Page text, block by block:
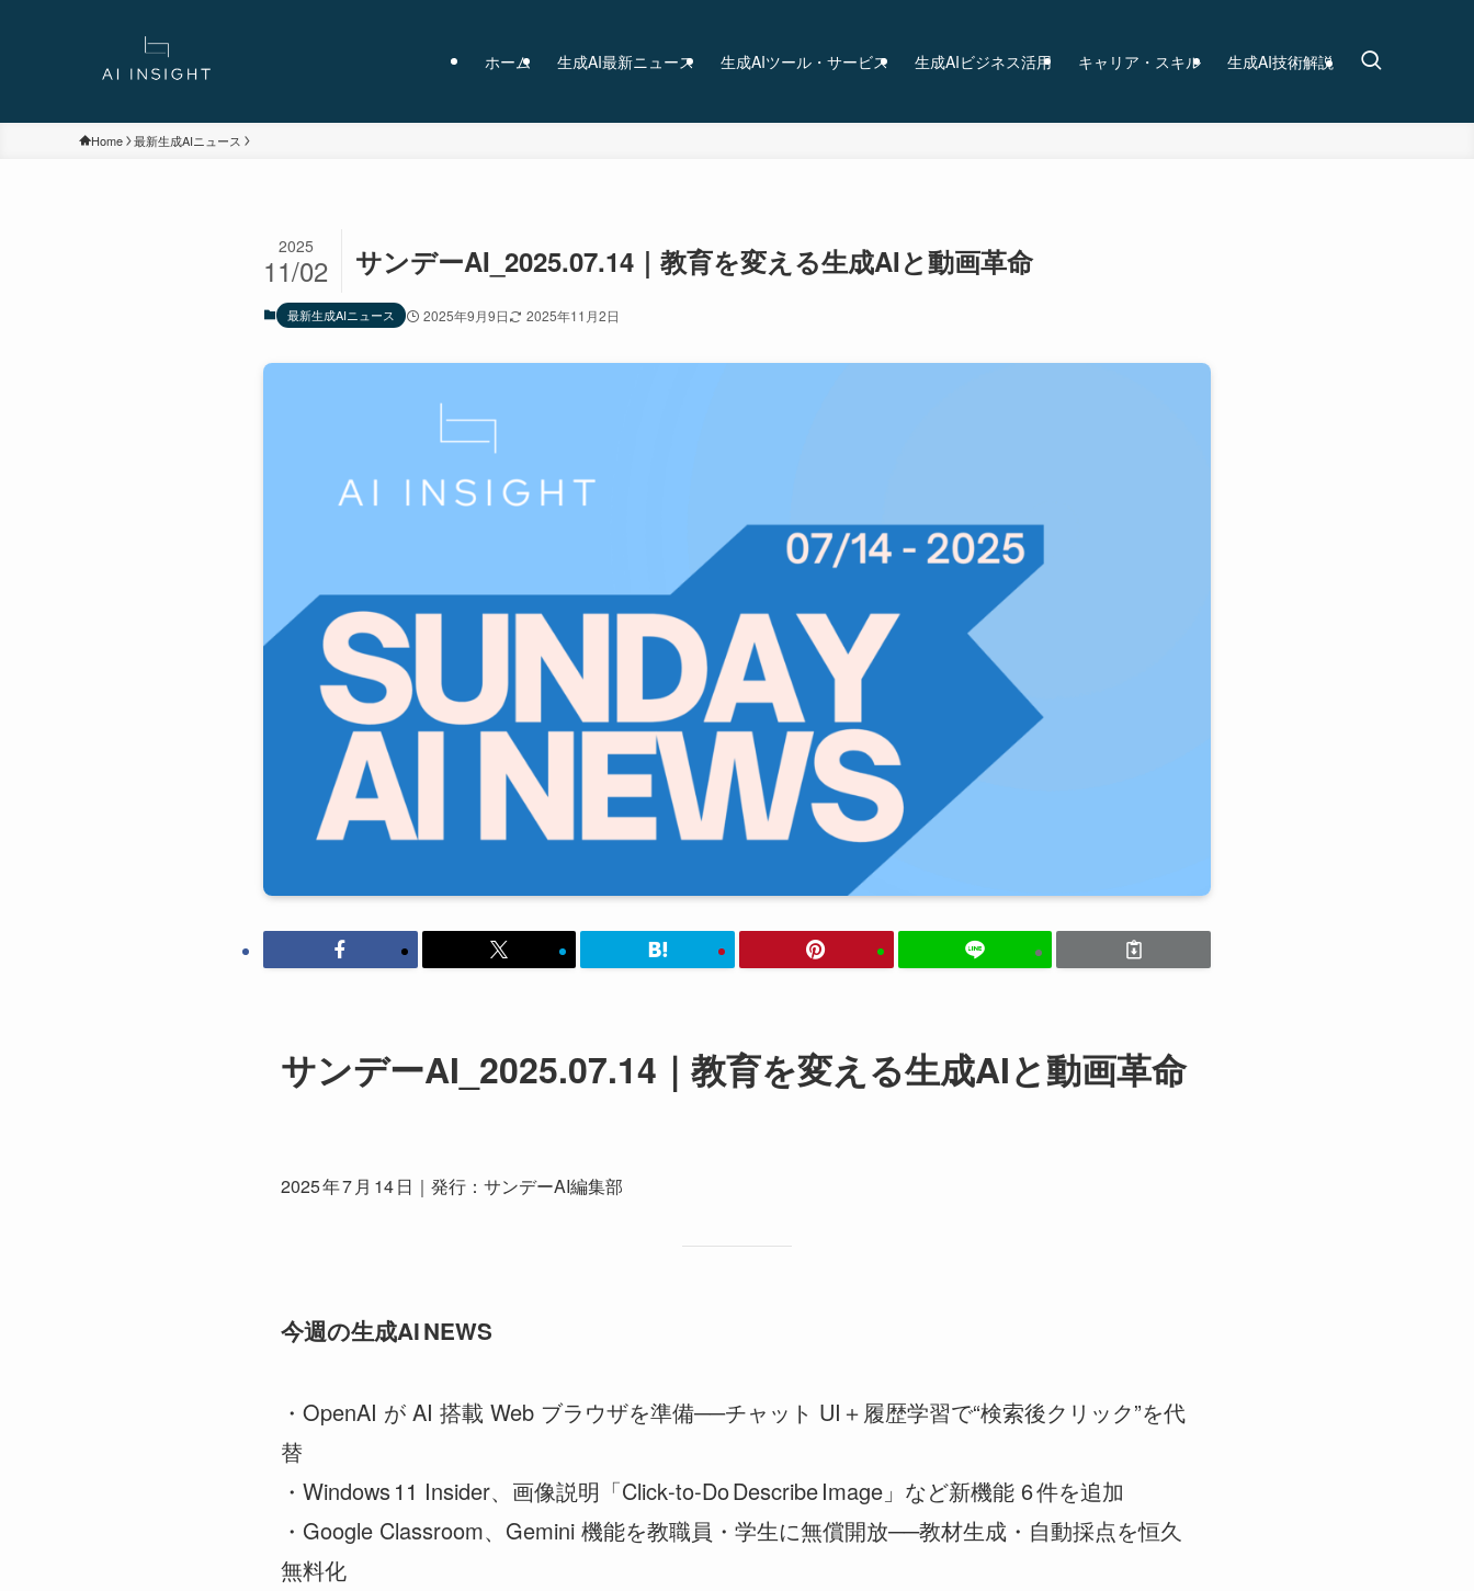
ホーム 生成AI最新ニュース 生成AIツール・サービス 生成AIビジネス活用 キャリア・スキル 生成AI技術解説
Home 最新生成AIニュース
サンデーAI_2025.07.14｜教育を変える生成AIと動画革命
2025
11/02
最新生成AIニュース 2025年9月9日 2025年11月2日
サンデーAI_2025.07.14｜教育を変える生成AIと動画革命
2025 年 7 月 14 日｜発行：サンデーAI編集部
今週の生成AI NEWS
・OpenAI が AI 搭載 Web ブラウザを準備──チャット UI＋履歴学習で“検索後クリック”を代
替
・Windows 11 Insider、画像説明「Click‑to‑Do Describe Image」など新機能 6 件を追加
・Google Classroom、Gemini 機能を教職員・学生に無償開放──教材生成・自動採点を恒久
無料化